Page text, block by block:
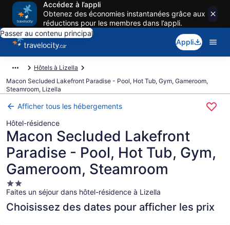
Accédez à l’appli
Obtenez des économies instantanées grâce aux
réductions pour les membres dans l’appli.
Passer au contenu principal
Appli
Hôtels à Lizella
Macon Secluded Lakefront Paradise - Pool, Hot Tub, Gym, Gameroom,
Steamroom, Lizella
Afficher tous les hébergements
Hôtel-résidence
Macon Secluded Lakefront
Paradise - Pool, Hot Tub, Gym,
Gameroom, Steamroom
Hébergement
2.0 étoiles
Faites un séjour dans hôtel-résidence à Lizella
Choisissez des dates pour afficher les prix